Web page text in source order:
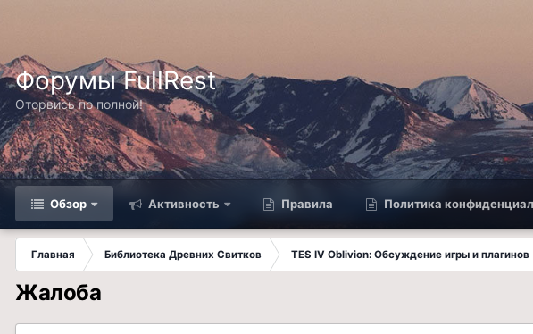
Форумы FullRest
Оторвись по полной!
Обзор Активность Правила Политика
Главная Библиотека Древних Свитков TES IV Oblivion: Обсуждение игры и плагинов
Жалоба